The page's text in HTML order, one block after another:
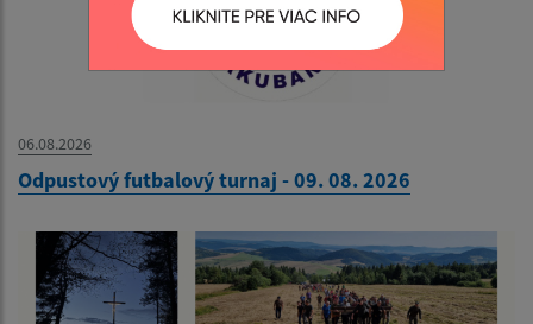
06.08.2026
Odpustový futbalový turnaj - 09. 08. 2026